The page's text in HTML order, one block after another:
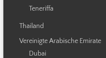
Teneriffa
Thailand
Vereinigte Arabische Emirate
Dubai